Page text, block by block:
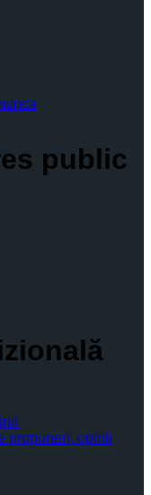
public
propuneri, opinii